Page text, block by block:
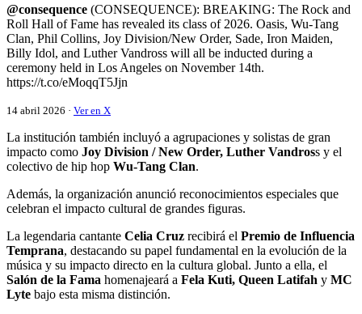
@consequence (CONSEQUENCE): BREAKING: The Rock and
Roll Hall of Fame has revealed its class of 2026. Oasis, Wu-Tang
Clan, Phil Collins, Joy Division/New Order, Sade, Iron Maiden,
Billy Idol, and Luther Vandross will all be inducted during a
ceremony held in Los Angeles on November 14th.
https://t.co/eMoqqT5Jjn
14 abril 2026 · Ver en X
La institución también incluyó a agrupaciones y solistas de gran
impacto como Joy Division / New Order, Luther Vandross y el
colectivo de hip hop Wu-Tang Clan.
Además, la organización anunció reconocimientos especiales que
celebran el impacto cultural de grandes figuras.
La legendaria cantante Celia Cruz recibirá el Premio de Influencia
Temprana, destacando su papel fundamental en la evolución de la
música y su impacto directo en la cultura global. Junto a ella, el
Salón de la Fama homenajeará a Fela Kuti, Queen Latifah y MC
Lyte bajo esta misma distinción.